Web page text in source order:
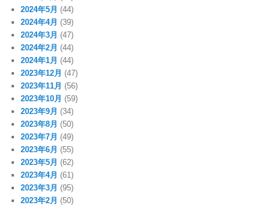
2024年5月 (44)
2024年4月 (39)
2024年3月 (47)
2024年2月 (44)
2024年1月 (44)
2023年12月 (47)
2023年11月 (56)
2023年10月 (59)
2023年9月 (34)
2023年8月 (50)
2023年7月 (49)
2023年6月 (55)
2023年5月 (62)
2023年4月 (61)
2023年3月 (95)
2023年2月 (50)